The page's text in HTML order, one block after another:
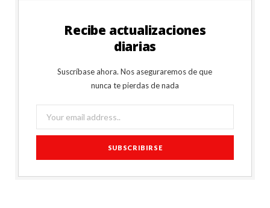
Recibe actualizaciones
diarias
Suscríbase ahora. Nos aseguraremos de que
nunca te pierdas de nada